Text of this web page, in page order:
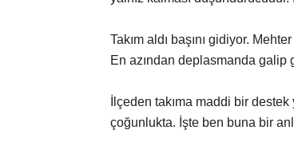
Takım aldı başını gidiyor.
En azından deplasmanda galip
İlçeden takıma maddi bir
çoğunlukta. İşte ben buna bir